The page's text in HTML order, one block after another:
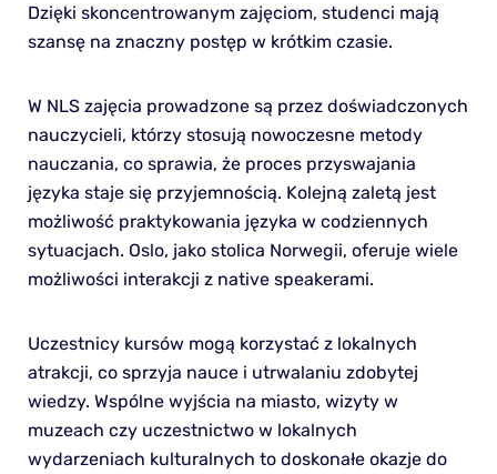
Dzięki skoncentrowanym zajęciom, studenci mają
szansę na znaczny postęp w krótkim czasie.
W NLS zajęcia prowadzone są przez doświadczonych
nauczycieli, którzy stosują nowoczesne metody
nauczania, co sprawia, że proces przyswajania
języka staje się przyjemnością. Kolejną zaletą jest
możliwość praktykowania języka w codziennych
sytuacjach. Oslo, jako stolica Norwegii, oferuje wiele
możliwości interakcji z native speakerami.
Uczestnicy kursów mogą korzystać z lokalnych
atrakcji, co sprzyja nauce i utrwalaniu zdobytej
wiedzy. Wspólne wyjścia na miasto, wizyty w
muzeach czy uczestnictwo w lokalnych
wydarzeniach kulturalnych to doskonałe okazje do